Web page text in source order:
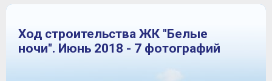
Ход строительства ЖК "Белые
ночи". Июнь 2018 - 7 фотографий